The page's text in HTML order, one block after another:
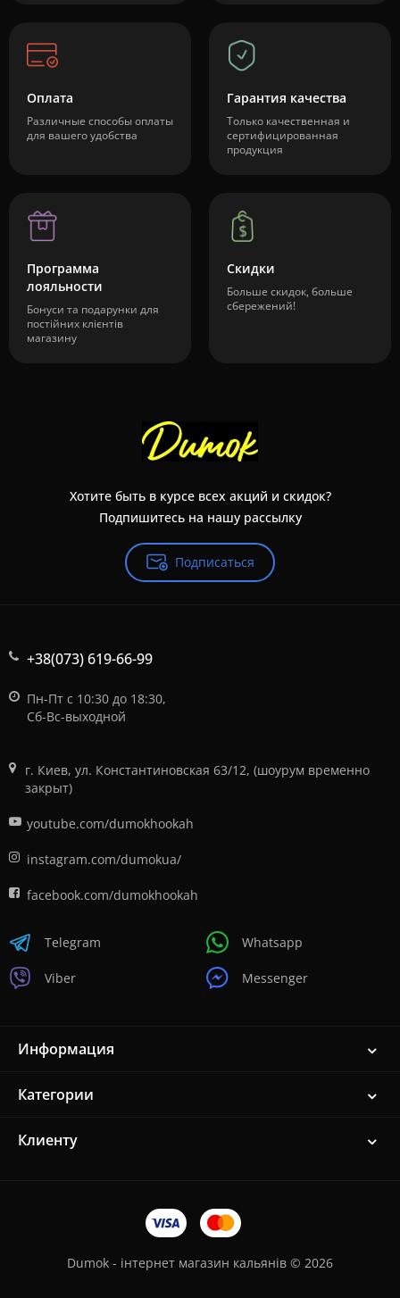
Оплата
Различные способы оплаты
для вашего удобства
Гарантия качества
Только качественная и
сертифицированная
продукция
Программа
лояльности
Бонуси та подарунки для
постійних клієнтів
магазину
Скидки
Больше скидок, больше
сбережений!
Хотите быть в курсе всех акций и скидок?
Подпишитесь на нашу рассылку
Подписаться
+38(073) 619-66-99
Пн-Пт с 10:30 до 18:30,
Сб-Вс-выходной
г. Киев, ул. Константиновская 63/12, (шоурум временно
закрыт)
youtube.com/dumokhookah
instagram.com/dumokua/
facebook.com/dumokhookah
Telegram
Viber
Whatsapp
Messenger
Информация
Категории
Клиенту
Dumok - інтернет магазин кальянів © 2026